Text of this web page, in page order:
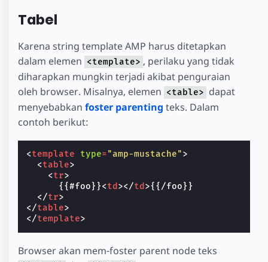
Tabel
Karena string template AMP harus ditetapkan
dalam elemen <template> , perilaku yang tidak
diharapkan mungkin terjadi akibat penguraian
oleh browser. Misalnya, elemen <table> dapat
menyebabkan foster parenting teks. Dalam
contoh berikut:
<template type="amp-mustache">
<table>
<tr>
      {{#foo}}
<td ></td >{{/foo}}
</tr>
</table>
</template>
Browser akan mem-foster parent node teks